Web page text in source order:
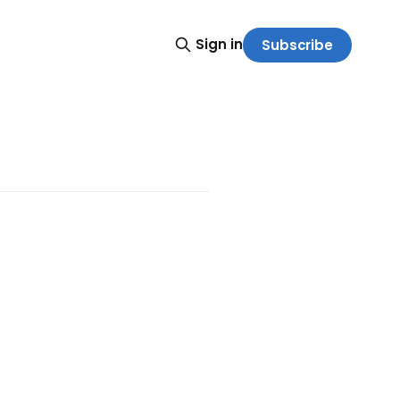
Sign in Subscribe